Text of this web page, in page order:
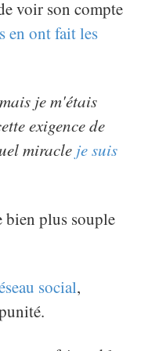
voir son compte
en ont fait les
je m'étais
exigence de
miracle je suis
bien plus souple
social,